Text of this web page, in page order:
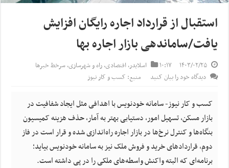
استقبال از قرارداد اجاره رایگان افزایش
یافت/ساماندهی بازار اجاره بها
۱۴۰۳/۰۲/۲۵ ۱۰:۱۷ اسلایدر,اقتصادی,راه و شهرسازی,سرخط خبرها
دیدگاه خود را بیان کنید
منبع: کسب و کار نیوز
کسب و کار نیوز- سامانه خودنویس با اهدافی مثل ایجاد شفافیت در
بازار مسکن، تسهیل امور، دستیابی بهتر به آمار، حذف هزینه کمیسیون
بنگاه‌ها و کنترل نرخ‌ها در بازار اجاره راه‌اندازی شده و قرار است در فاز
دوم، قراردادهای خرید و فروش ملک نیز به سامانه خودنویس بیاید؛
برنامه‌ای که البته واکنش واسطه‌های ملکی را در پی داشته است.